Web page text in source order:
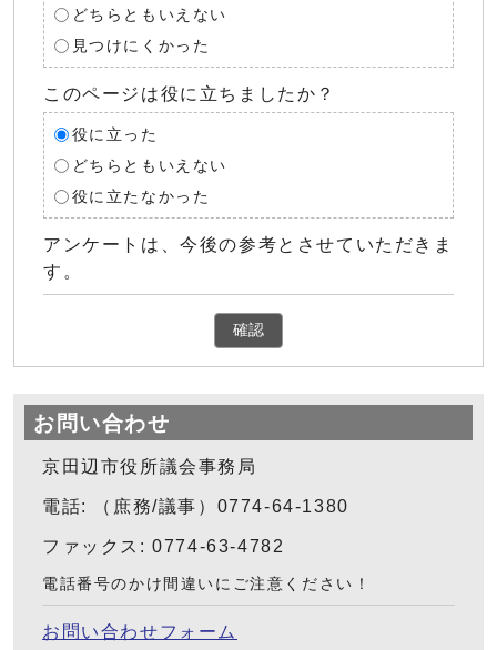
どちらともいえない
見つけにくかった
このページは役に立ちましたか？
役に立った
どちらともいえない
役に立たなかった
アンケートは、今後の参考とさせていただきま
す。
確認
お問い合わせ
京田辺市役所議会事務局
電話: （庶務/議事）0774-64-1380
ファックス: 0774-63-4782
電話番号のかけ間違いにご注意ください！
お問い合わせフォーム